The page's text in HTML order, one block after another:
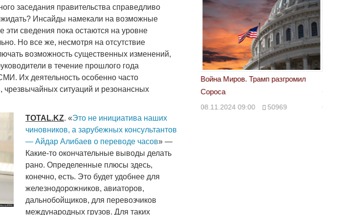
заседания правительства справедливо
Инсайды намекали на возможные
эти сведения пока остаются на уровне
Но все же, несмотря на отсутствие
возможность существенных изменений,
в течение прошлого года
Их деятельность особенно часто
чрезвычайных ситуаций и резонансных
TOTAL.KZ. «Это не инициатива наших
чиновников, а зарубежных консультантов
— Айдар Алибаев о переводе часов» —
Какие-то окончательные выводы делать
рано. Определенные плюсы здесь,
конечно, есть. Это будет удобнее для
железнодорожников, авиаторов,
дальнобойщиков, для перевозчиков
международных грузов. Для таких
Война Миров. Трамп разгромил
Сороса
Война Миров. Трамп разгромил
Сороса
08.11.2024 09:00 50969